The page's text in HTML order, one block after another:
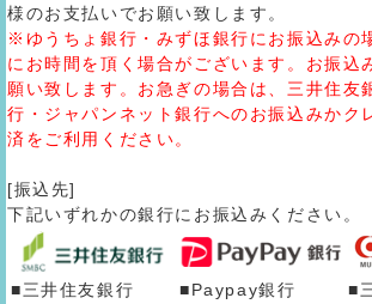
様のお支払いでお願い致します。
※ゆうちょ銀行・みずほ銀行にお振込みの
にお時間を頂く場合がございます。お振込
願い致します。お急ぎの場合は、三井住友
行・ジャパンネット銀行へのお振込みかク
済をご利用ください。
[振込先]
下記いずれかの銀行にお振込みください。
■三井住友銀行
■Paypay銀行
■